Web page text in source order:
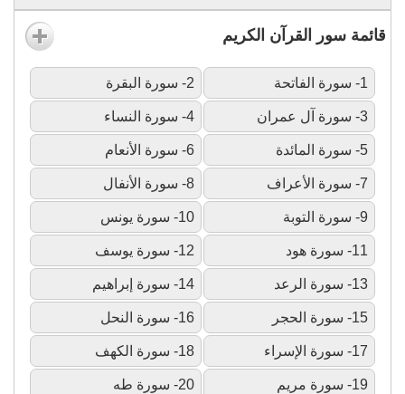
قائمة سور القرآن الكريم
1- سورة الفاتحة 2- سورة البقرة
3- سورة آل عمران 4- سورة النساء
5- سورة المائدة 6- سورة الأنعام
7- سورة الأعراف 8- سورة الأنفال
9- سورة التوبة 10- سورة يونس
11- سورة هود 12- سورة يوسف
13- سورة الرعد 14- سورة إبراهيم
15- سورة الحجر 16- سورة النحل
17- سورة الإسراء 18- سورة الكهف
19- سورة مريم 20- سورة طه